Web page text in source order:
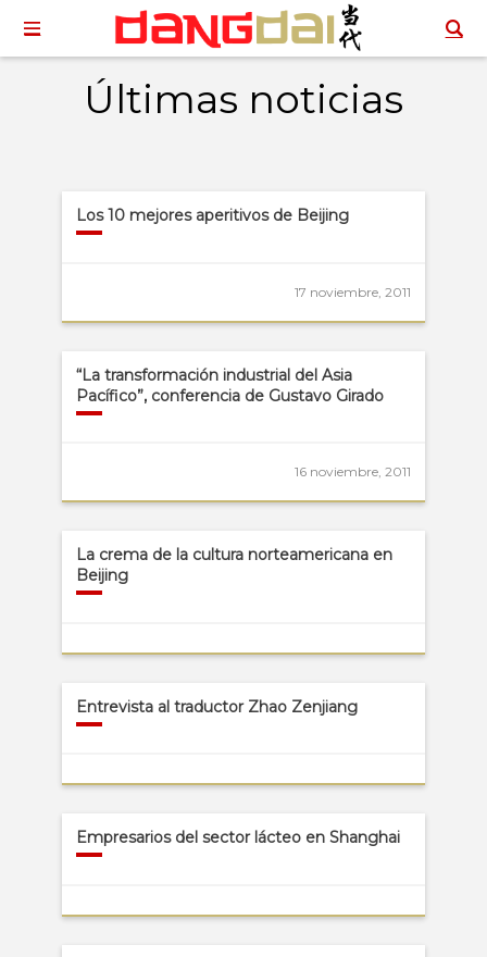
Últimas noticias
Los 10 mejores aperitivos de Beijing
17 noviembre, 2011
“La transformación industrial del Asia
Pacífico”, conferencia de Gustavo Girado
16 noviembre, 2011
La crema de la cultura norteamericana en
Beijing
Entrevista al traductor Zhao Zenjiang
Empresarios del sector lácteo en Shanghai